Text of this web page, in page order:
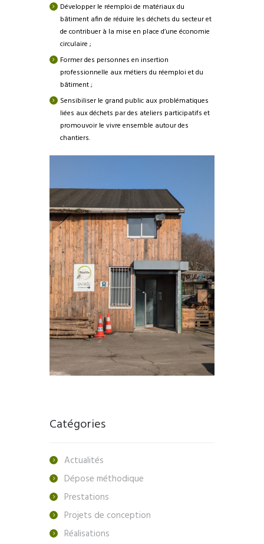
Développer le réemploi de matériaux du
bâtiment afin de réduire les déchets du secteur et
de contribuer à la mise en place d’une économie
circulaire ;
Former des personnes en insertion
professionnelle aux métiers du réemploi et du
bâtiment ;
Sensibiliser le grand public aux problématiques
liées aux déchets par des ateliers participatifs et
promouvoir le vivre ensemble autour des
chantiers.
Catégories
Actualités
Dépose méthodique
Prestations
Projets de conception
Réalisations